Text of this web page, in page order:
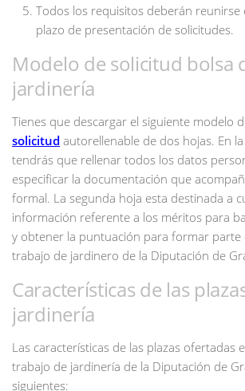
Todos los requisitos deberán reunirse
plazo de presentación de solicitudes.
Modelo de solicitud bolsa
jardinería
Tienes que descargar el siguiente modelo
solicitud autorellenable de dos hojas. En
tendrás que rellenar todos los datos
especificar la documentación que
formal. La segunda hoja esta destinada a
información referente a los méritos para
y obtener la puntuación para formar parte
trabajo de jardinero de la Diputación de
Características de las
jardinería
Las características de las plazas ofertadas
trabajo de jardinería de la Diputación de
siguientes: